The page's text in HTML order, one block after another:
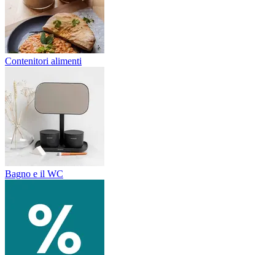
Contenitori alimenti
Bagno e il WC